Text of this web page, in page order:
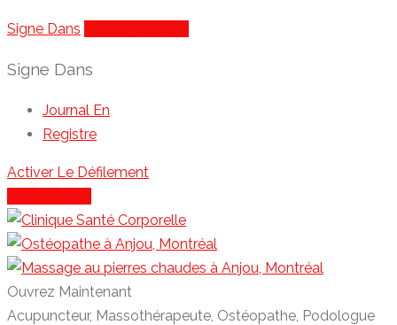
Signe Dans
Signe Dans
Journal En
Registre
Activer Le Défilement
Ouvrez Maintenant
Acupuncteur, Massothérapeute, Ostéopathe, Podologue